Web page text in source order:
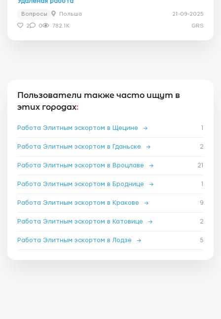
Вопросы Польша 21-09-2025
2 0 782.1K GRS
Пользователи также часто ищут в
этих городах:
Работа Элитным эскортом в Щецине → 1
Работа Элитным эскортом в Гданьске → 2
Работа Элитным эскортом в Вроцлаве → 21
Работа Элитным эскортом в Броднице → 1
Работа Элитным эскортом в Кракове → 9
Работа Элитным эскортом в Катовице → 2
Работа Элитным эскортом в Лодзе → 5